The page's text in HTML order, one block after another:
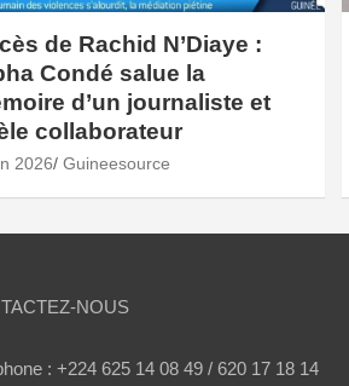
de Rachid N’Diaye :
Condé salue la
d’un journaliste et
collaborateur
2026 Guineesource
NOUS
: +224 625 14 08 49 / 620 17 18 14